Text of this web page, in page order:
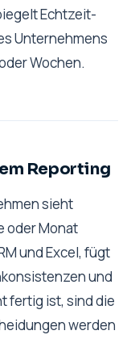
Echtzeit-
Unternehmens
Wochen.
Reporting
sieht
oder Monat
und Excel, fügt
und
fertig ist, sind die
werden